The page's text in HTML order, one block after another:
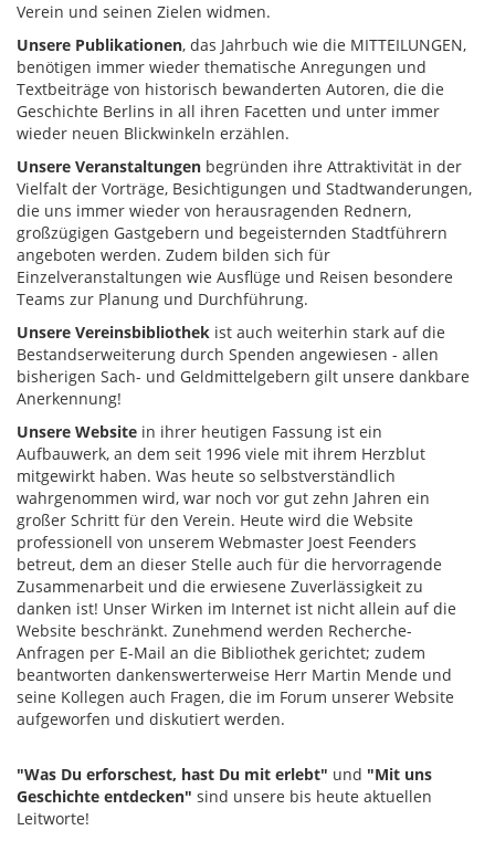
Verein und seinen Zielen widmen.
Unsere Publikationen, das Jahrbuch wie die MITTEILUNGEN,
benötigen immer wieder thematische Anregungen und
Textbeiträge von historisch bewanderten Autoren, die die
Geschichte Berlins in all ihren Facetten und unter immer
wieder neuen Blickwinkeln erzählen.
Unsere Veranstaltungen begründen ihre Attraktivität in der
Vielfalt der Vorträge, Besichtigungen und Stadtwanderungen,
die uns immer wieder von herausragenden Rednern,
großzügigen Gastgebern und begeisternden Stadtführern
angeboten werden. Zudem bilden sich für
Einzelveranstaltungen wie Ausflüge und Reisen besondere
Teams zur Planung und Durchführung.
Unsere Vereinsbibliothek ist auch weiterhin stark auf die
Bestandserweiterung durch Spenden angewiesen - allen
bisherigen Sach- und Geldmittelgebern gilt unsere dankbare
Anerkennung!
Unsere Website in ihrer heutigen Fassung ist ein
Aufbauwerk, an dem seit 1996 viele mit ihrem Herzblut
mitgewirkt haben. Was heute so selbstverständlich
wahrgenommen wird, war noch vor gut zehn Jahren ein
großer Schritt für den Verein. Heute wird die Website
professionell von unserem Webmaster Joest Feenders
betreut, dem an dieser Stelle auch für die hervorragende
Zusammenarbeit und die erwiesene Zuverlässigkeit zu
danken ist! Unser Wirken im Internet ist nicht allein auf die
Website beschränkt. Zunehmend werden Recherche-
Anfragen per E-Mail an die Bibliothek gerichtet; zudem
beantworten dankenswerterweise Herr Martin Mende und
seine Kollegen auch Fragen, die im Forum unserer Website
aufgeworfen und diskutiert werden.
"Was Du erforschest, hast Du mit erlebt" und "Mit uns
Geschichte entdecken" sind unsere bis heute aktuellen
Leitworte!